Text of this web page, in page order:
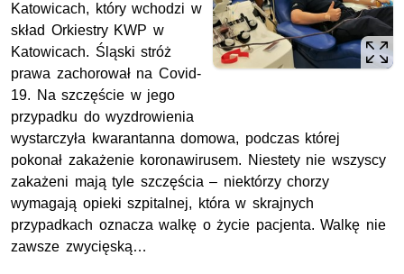
Katowicach, który wchodzi w
skład Orkiestry KWP w
Katowicach. Śląski stróż
prawa zachorował na Covid-
19. Na szczęście w jego
przypadku do wyzdrowienia
wystarczyła kwarantanna domowa, podczas której
pokonał zakażenie koronawirusem. Niestety nie wszyscy
zakażeni mają tyle szczęścia – niektórzy chorzy
wymagają opieki szpitalnej, która w skrajnych
przypadkach oznacza walkę o życie pacjenta. Walkę nie
zawsze zwycięską…